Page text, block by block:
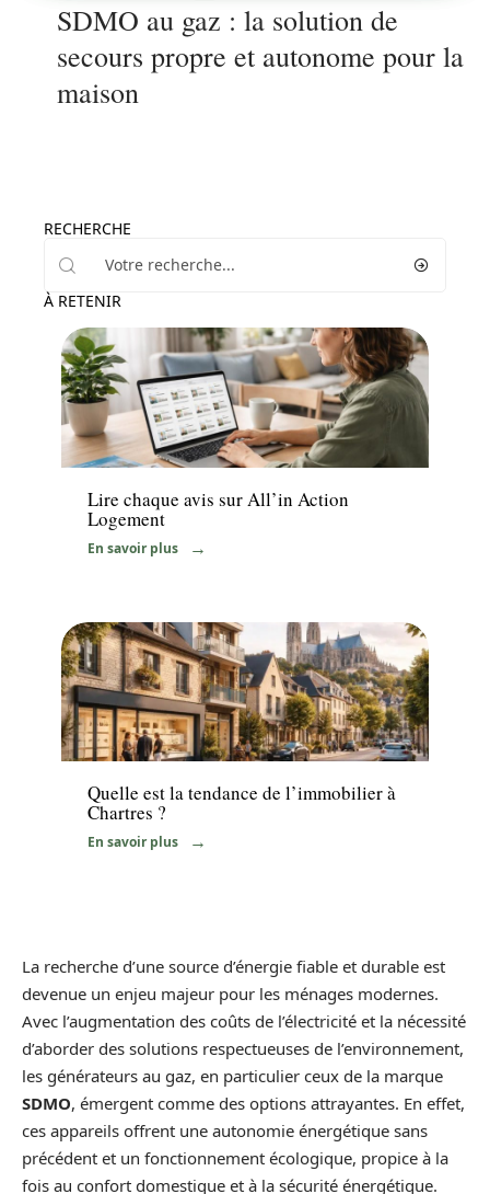
SDMO au gaz : la solution de
secours propre et autonome pour la
maison
RECHERCHE
À RETENIR
News
Lire chaque avis sur All’in Action
Logement
En savoir plus
Immo
Quelle est la tendance de l’immobilier à
Chartres ?
En savoir plus
La recherche d’une source d’énergie fiable et durable est
devenue un enjeu majeur pour les ménages modernes.
Avec l’augmentation des coûts de l’électricité et la nécessité
d’aborder des solutions respectueuses de l’environnement,
les générateurs au gaz, en particulier ceux de la marque
SDMO, émergent comme des options attrayantes. En effet,
ces appareils offrent une autonomie énergétique sans
précédent et un fonctionnement écologique, propice à la
fois au confort domestique et à la sécurité énergétique.